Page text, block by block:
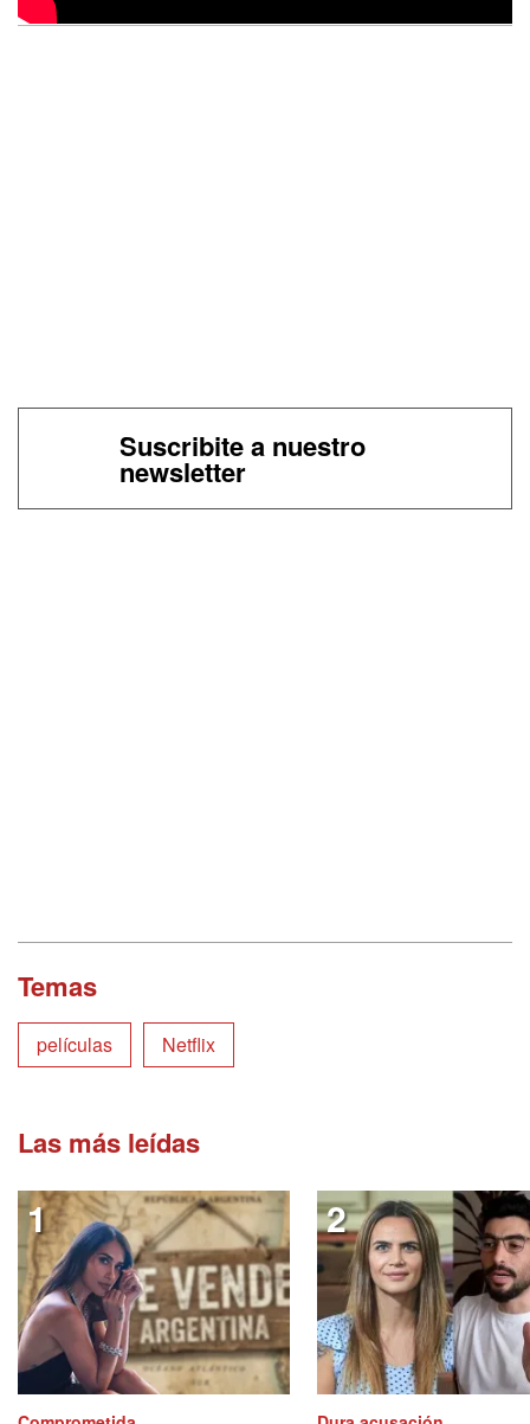
Suscribite a nuestro
newsletter
Temas
películas Netflix
Las más leídas